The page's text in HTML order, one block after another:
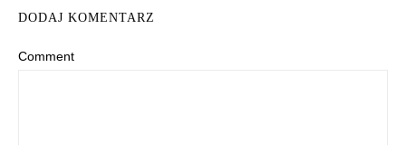
DODAJ KOMENTARZ
Comment